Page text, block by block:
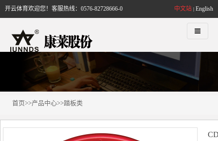
中文站 | English
开云体育欢迎您！客服热线：0576-82728666-0
首页>>产品中心>>踏板类